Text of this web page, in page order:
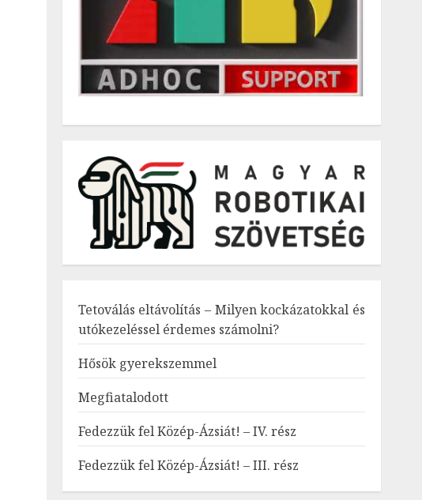
Tetoválás eltávolítás – Milyen kockázatokkal és
utókezeléssel érdemes számolni?
Hősök gyerekszemmel
Megfiatalodott
Fedezzük fel Közép-Ázsiát! – IV. rész
Fedezzük fel Közép-Ázsiát! – III. rész